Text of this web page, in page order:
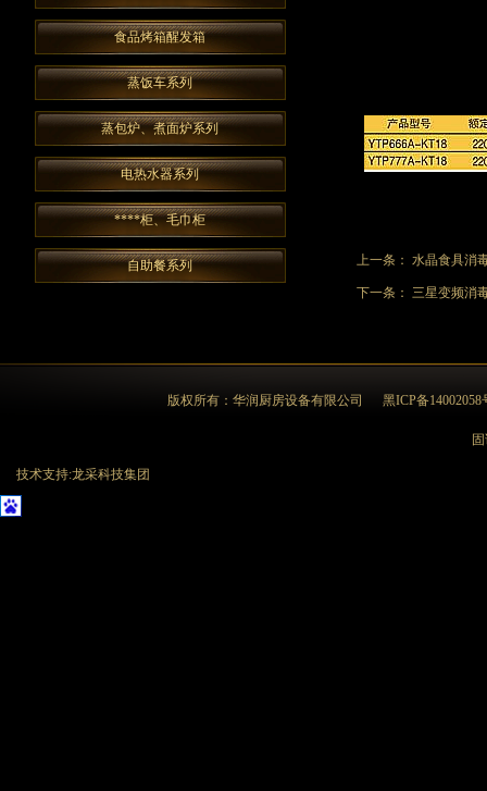
食品烤箱醒发箱
蒸饭车系列
蒸包炉、煮面炉系列
电热水器系列
****柜、毛巾柜
自助餐系列 上一条： 水晶食具消
下一条： 三星变频消
版权所有：华润厨房设备有限公司 黑ICP备14002058
技术支持:龙采科技集团